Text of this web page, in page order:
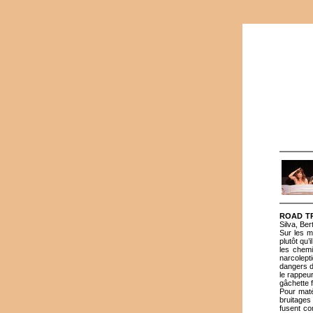
ROAD
Silva,
Sur les
plutôt
les
dangers
le
gâchette
Pour
fusent